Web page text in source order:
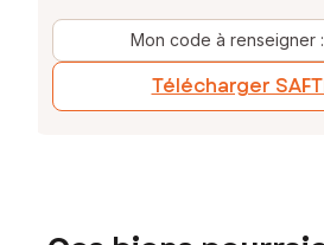
Mon code à renseigner :
Télécharger